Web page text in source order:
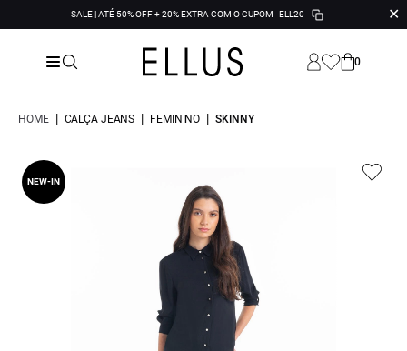
SALE | ATÉ 50% OFF + 20% EXTRA COM O CUPOM ELL20 ✕
0
HOME | CALÇA JEANS | FEMININO | SKINNY
NEW-IN